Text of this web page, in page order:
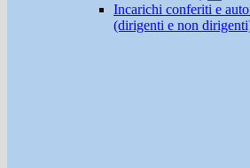
Incarichi conferiti e
(dirigenti e non